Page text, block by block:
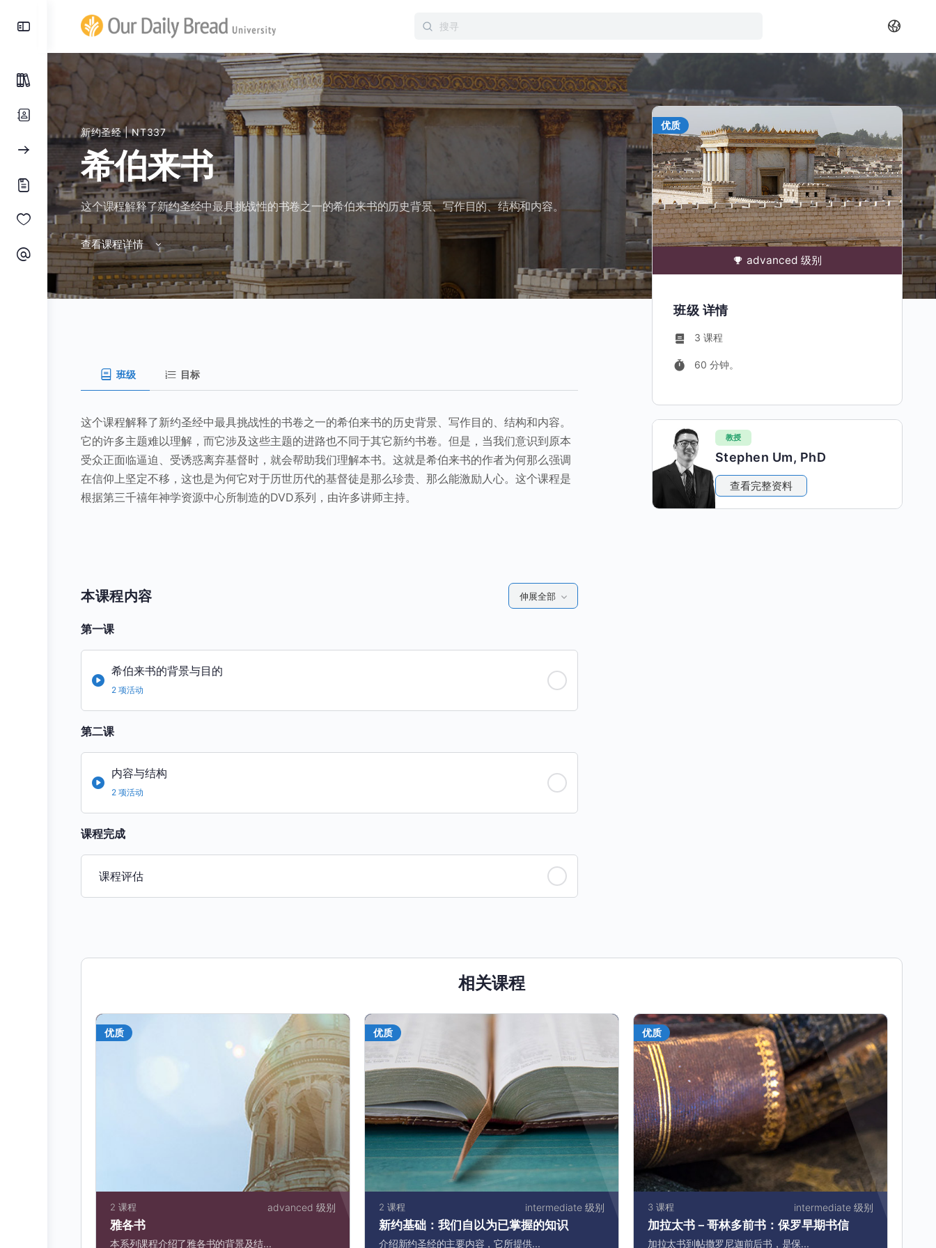
Search
新约圣经| NT337
希伯来书
这个课程解释了新约圣经中最具挑战性的书卷之一的希伯来书的历史背景、写作目的、结构和内容。
查看课程详情
班级 目标
这个课程解释了新约圣经中最具挑战性的书卷之一的希伯来书的历史背景、写作目的、结构和内容。
它的许多主题难以理解，而它涉及这些主题的进路也不同于其它新约书卷。但是，当我们意识到原本
受众正面临逼迫、受诱惑离弃基督时，就会帮助我们理解本书。这就是希伯来书的作者为何那么强调
在信仰上坚定不移，这也是为何它对于历世历代的基督徒是那么珍贵、那么能激励人心。这个课程是
根据第三千禧年神学资源中心所制造的DVD系列，由许多讲师主持。
本课程内容 伸展全部
第一课
希伯来书的背景与目的
2 项活动
第二课
内容与结构
2 项活动
课程完成
课程评估
优质
advanced 级别
班级 详情
3 课程
60 分钟。
教授
Stephen Um, PhD
查看完整资料
相关课程
优质
2 课程 advanced 级别
雅各书
本系列课程介绍了雅各书的背景及结...
优质
2 课程 intermediate 级别
新约基础：我们自以为已掌握的知识
介绍新约圣经的主要内容，它所提供...
优质
3 课程 intermediate 级别
加拉太书－哥林多前书：保罗早期书信
加拉太书到帖撒罗尼迦前后书，是保...